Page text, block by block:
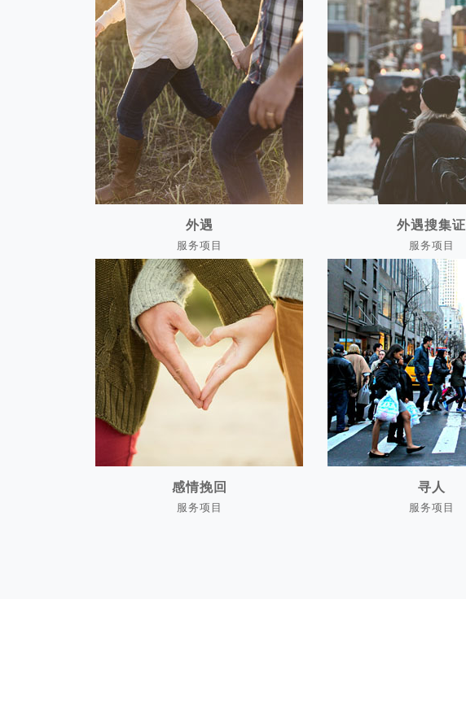
外遇
外遇
服务项目
外遇搜集证
外遇搜集证
服务项目
感情挽回
感情挽回
服务项目
寻人
寻人
服务项目